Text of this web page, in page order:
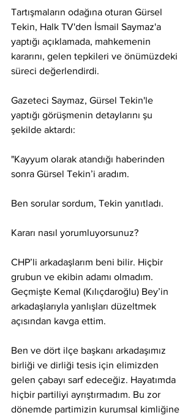
Tartışmaların odağına oturan Gürsel
Tekin, Halk TV'den İsmail Saymaz'a
yaptığı açıklamada, mahkemenin
kararını, gelen tepkileri ve önümüzdeki
süreci değerlendirdi.
Gazeteci Saymaz, Gürsel Tekin'le
yaptığı görüşmenin detaylarını şu
şekilde aktardı:
"Kayyum olarak atandığı haberinden
sonra Gürsel Tekin’i aradım.
Ben sorular sordum, Tekin yanıtladı.
Kararı nasıl yorumluyorsunuz?
CHP’li arkadaşlarım beni bilir. Hiçbir
grubun ve ekibin adamı olmadım.
Geçmişte Kemal (Kılıçdaroğlu) Bey’in
arkadaşlarıyla yanlışları düzeltmek
açısından kavga ettim.
Ben ve dört ilçe başkanı arkadaşımız
birliği ve dirliği tesis için elimizden
gelen çabayı sarf edeceğiz. Hayatımda
hiçbir partiliyi ayrıştırmadım. Bu zor
dönemde partimizin kurumsal kimliğine